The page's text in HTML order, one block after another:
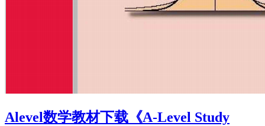
Alevel数学教材下载《A-Level Study